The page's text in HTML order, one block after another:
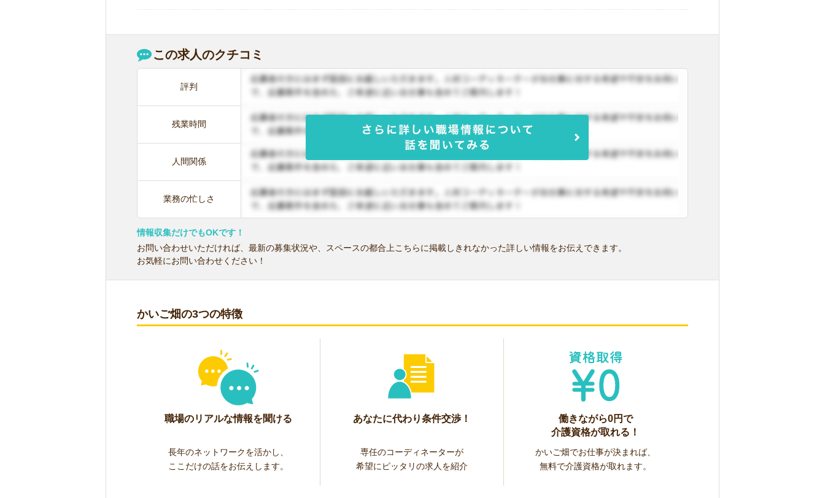
この求人のクチコミ
評判
残業時間
人間関係
業務の忙しさ
情報収集だけでもOKです！
お問い合わせいただければ、最新の募集状況や、スペースの都合上こちらに掲載しきれなかった詳しい情報をお伝えできます。
お気軽にお問い合わせください！
かいご畑の3つの特徴
職場のリアルな情報を聞ける
長年のネットワークを活かし、
ここだけの話をお伝えします。
あなたに代わり条件交渉！
専任のコーディネーターが
希望にピッタリの求人を紹介
働きながら0円で
介護資格が取れる！
かいご畑でお仕事が決まれば、
無料で介護資格が取れます。